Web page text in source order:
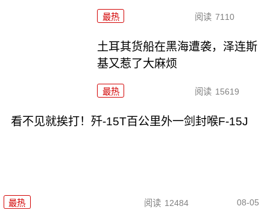
最热 阅读 7110
土耳其货船在黑海遭袭，泽连斯
基又惹了大麻烦
最热 阅读 15619
看不见就挨打！歼-15T百公里外一剑封喉F-15J
最热 阅读 12484 08-05